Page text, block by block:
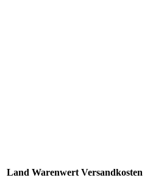
Land Warenwert Versandkosten